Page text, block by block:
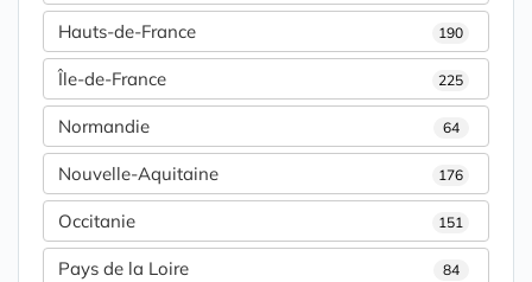
Hauts-de-France 190
Île-de-France 225
Normandie 64
Nouvelle-Aquitaine 176
Occitanie 151
Pays de la Loire 84